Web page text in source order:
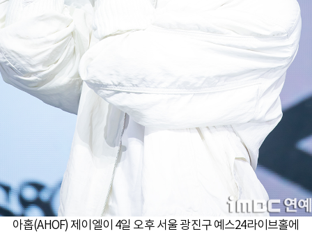
아홉(AHOF) 제이엘이 4일 오후 서울 광진구 예스24라이브홀에